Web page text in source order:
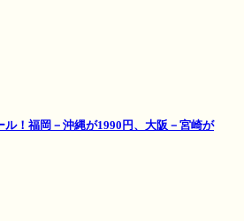
ル！福岡－沖縄が1990円、大阪－宮崎が